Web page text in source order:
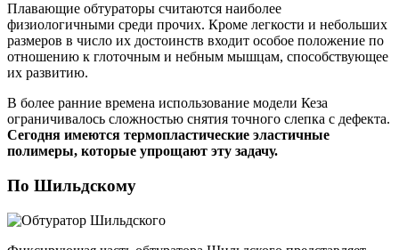
Плавающие обтураторы считаются наиболее
физиологичными среди прочих. Кроме легкости и небольших
размеров в число их достоинств входит особое положение по
отношению к глоточным и небным мышцам, способствующее
их развитию.
В более ранние времена использование модели Кеза
ограничивалось сложностью снятия точного слепка с дефекта.
Сегодня имеются термопластические эластичные
полимеры, которые упрощают эту задачу.
По Шильдскому